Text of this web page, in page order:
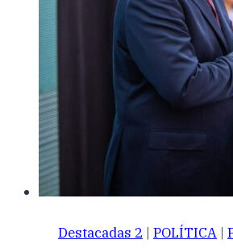
Destacadas 2 | POLÍTICA |